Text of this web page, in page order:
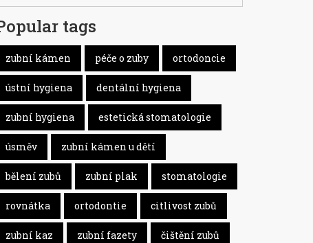
tags
zubní kámen péče o zuby ortodoncie
ústní hygiena dentální hygiena
zubní hygiena estetická stomatologie
úsměv zubní kámen u dětí
bělení zubů zubní plak stomatologie
rovnátka ortodontie citlivost zubů
zubní kaz zubní fazety čištění zubů